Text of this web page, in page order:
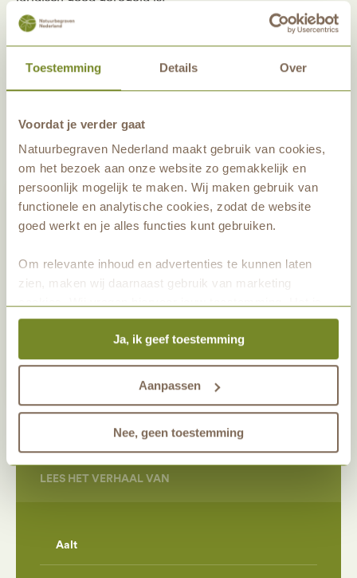
Toestemming Details Over
Voordat je verder gaat
Natuurbegraven Nederland maakt gebruik van cookies,
om het bezoek aan onze website zo gemakkelijk en
persoonlijk mogelijk te maken. Wij maken gebruik van
functionele en analytische cookies, zodat de website
goed werkt en je alles functies kunt gebruiken.
Om relevante inhoud en advertenties te kunnen laten
zien, maken wij daarnaast gebruik van marketing
altijd mogelijk om je toestemming te veranderen. Alle
marketingprestaties worden geanalyseerd, zodat we
onze gasten nog beter kunnen helpen. Wil je meer weten
over het gebruik van cookies? Bekijk dan de andere
Ja, ik geef toestemming
Aanpassen
Nee, geen toestemming
meer na te denken, want dat is goed geregeld. Ze
je toch altijd over nadenken. Dat is een geruststellende
gedachte.”
LEES HET VERHAAL VAN
Aalt